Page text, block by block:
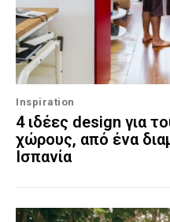
Inspiration
4 ιδέες design για
χώρους, από ένα
Ισπανία